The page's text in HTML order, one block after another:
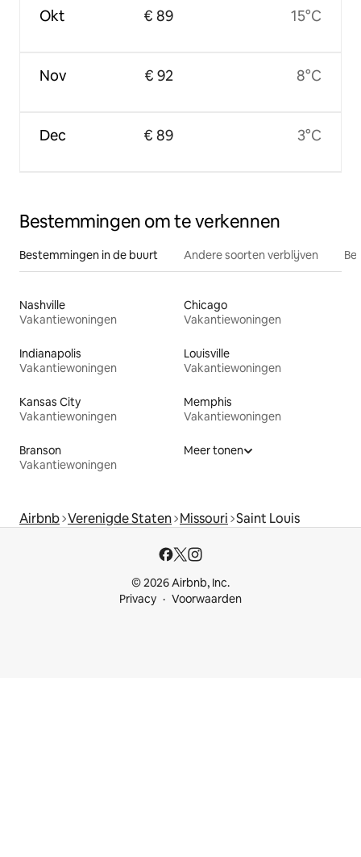
Okt
Nov
Dec
€ 89
€ 92
€ 89
15°C
8°C
3°C
Bestemmingen om te verkennen
Bestemmingen in de buurt Andere soorten verblijven
Nashville
Vakantiewoningen
Chicago
Vakantiewoningen
Indianapolis
Vakantiewoningen
Louisville
Vakantiewoningen
Kansas City
Vakantiewoningen
Memphis
Vakantiewoningen
Branson
Vakantiewoningen
Meer tonen
Airbnb Verenigde Staten Missouri Saint Louis
© 2026 Airbnb, Inc.
Privacy
Voorwaarden